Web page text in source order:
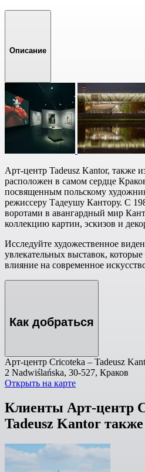
Описание
Арт-центр Tadeusz Kantor, также
расположен в самом сердце
посвященным польскому
режиссеру Тадеушу Кантору. С
воротами в авангардный мир
коллекцию картин, эскизов и
Исследуйте художественное
увлекательных выставок,
влияние на современное
Как добраться
Арт-центр Cricoteka – Tadeusz
2 Nadwiślańska, 30-527, Краков
Открыть на карте
Клиенты Арт-центр
Tadeusz Kantor